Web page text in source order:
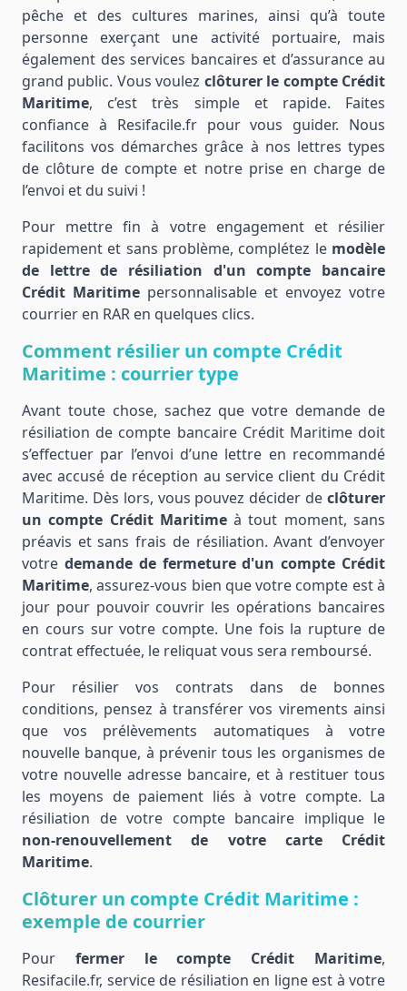
pêche et des cultures marines, ainsi qu’à toute
personne exerçant une activité portuaire, mais
également des services bancaires et d’assurance au
grand public. Vous voulez clôturer le compte Crédit
Maritime, c’est très simple et rapide. Faites
confiance à Resifacile.fr pour vous guider. Nous
facilitons vos démarches grâce à nos lettres types
de clôture de compte et notre prise en charge de
l’envoi et du suivi !
Pour mettre fin à votre engagement et résilier
rapidement et sans problème, complétez le modèle
de lettre de résiliation d'un compte bancaire
Crédit Maritime personnalisable et envoyez votre
courrier en RAR en quelques clics.
Comment résilier un compte Crédit
Maritime : courrier type
Avant toute chose, sachez que votre demande de
résiliation de compte bancaire Crédit Maritime doit
s’effectuer par l’envoi d’une lettre en recommandé
avec accusé de réception au service client du Crédit
Maritime. Dès lors, vous pouvez décider de clôturer
un compte Crédit Maritimeà tout moment, sans
préavis et sans frais de résiliation. Avant d’envoyer
votre demande de fermeture d'un compte Crédit
Maritime, assurez-vous bien que votre compte est à
jour pour pouvoir couvrir les opérations bancaires
en cours sur votre compte. Une fois la rupture de
contrat effectuée, le reliquat vous sera remboursé.
Pour résilier vos contrats dans de bonnes
conditions, pensez à transférer vos virements ainsi
que vos prélèvements automatiques à votre
nouvelle banque, à prévenir tous les organismes de
votre nouvelle adresse bancaire, et à restituer tous
les moyens de paiement liés à votre compte. La
résiliation de votre compte bancaire implique le
non-renouvellement de votre carte Crédit
Maritime.
Clôturer un compte Crédit Maritime :
exemple de courrier
Pour fermer le compte Crédit Maritime,
Resifacile.fr, service de résiliation en ligne est à votre